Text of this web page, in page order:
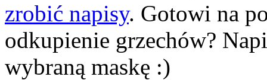
zrobić napisy. Gotowi na
odkupienie grzechów?
wybraną maskę :)